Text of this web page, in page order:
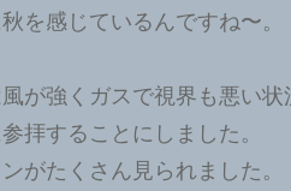
を感じているんですね〜。
が強くガスで視界も悪い状
拝することにしました。
がたくさん見られました。